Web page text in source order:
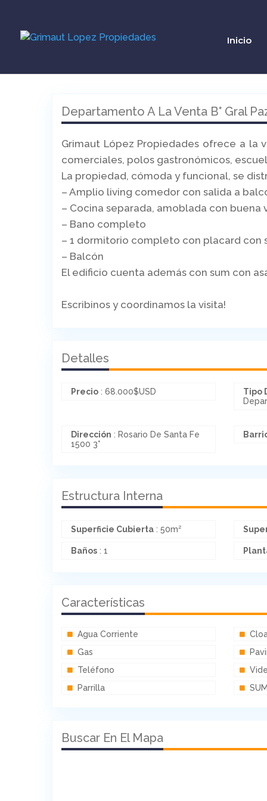
Inicio
Departamento A La Venta B° Gral
Grimaut López Propiedades ofrece a la
comerciales, polos gastronómicos,
La propiedad, cómoda y funcional, se
– Amplio living comedor con salida a
– Cocina separada, amoblada con buena
– Bano completo
– 1 dormitorio completo con placard con
– Balcón
El edificio cuenta además con sum con
Escribinos y coordinamos la visita!
Detalles
Precio : 68.000$USD Tipo
Dirección : Rosario De Santa Fe
1500 3°
Estructura Interna
Superficie Cubierta : 50m²
Baños : 1
Características
Agua Corriente
Gas
Teléfono
Parrilla
SUM
Buscar En El Mapa